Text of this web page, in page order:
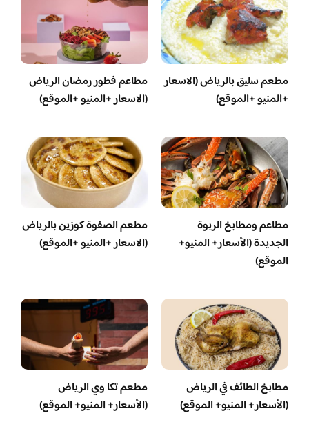
مطعم سليق بالرياض (الاسعار
+المنيو +الموقع)
مطاعم فطور رمضان الرياض
(الاسعار +المنيو +الموقع)
مطاعم ومطابخ الربوة
الجديدة (الأسعار+ المنيو+
الموقع)
مطعم الصفوة كوزين بالرياض
(الاسعار +المنيو +الموقع)
مطابخ الطائف في الرياض
(الأسعار+ المنيو+ الموقع)
مطعم تكا وي الرياض
(الأسعار+ المنيو+ الموقع)